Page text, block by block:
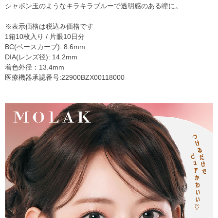
シャボン玉のようなキラキラブルーで透明感のある瞳に。
※表示価格は税込み価格です
1箱10枚入り / 片眼10日分
BC(ベースカーブ): 8.6mm
DIA(レンズ径): 14.2mm
着色外径：13.4mm
医療機器承認番号:22900BZX00118000